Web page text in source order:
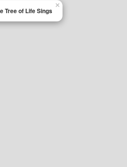
Tree of Life Sings
×